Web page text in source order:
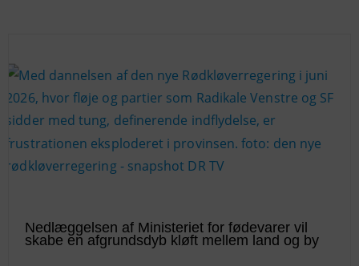
Nedlæggelsen af Ministeriet for fødevarer vil
skabe en afgrundsdyb kløft mellem land og by